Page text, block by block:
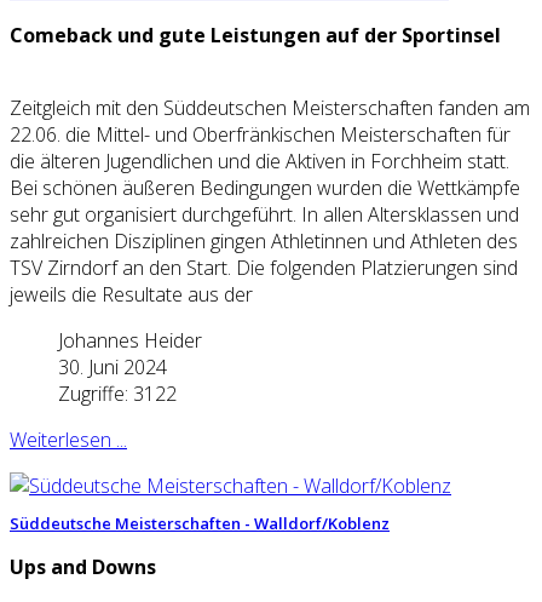
Comeback und gute Leistungen auf der Sportinsel
Zeitgleich mit den Süddeutschen Meisterschaften fanden am
22.06. die Mittel- und Oberfränkischen Meisterschaften für
die älteren Jugendlichen und die Aktiven in Forchheim statt.
Bei schönen äußeren Bedingungen wurden die Wettkämpfe
sehr gut organisiert durchgeführt. In allen Altersklassen und
zahlreichen Disziplinen gingen Athletinnen und Athleten des
TSV Zirndorf an den Start. Die folgenden Platzierungen sind
jeweils die Resultate aus der
Johannes Heider
30. Juni 2024
Zugriffe: 3122
Weiterlesen ...
Süddeutsche Meisterschaften - Walldorf/Koblenz
Ups and Downs